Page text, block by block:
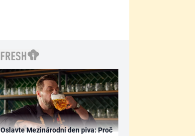
Oslavte Mezinárodní den piva: Proč